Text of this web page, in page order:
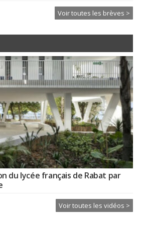
Voir toutes les brèves >
du lycée français de Rabat par
Voir toutes les vidéos >